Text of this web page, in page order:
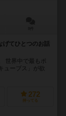
げてひとつのお話
世界中で最もポ
ューブス」が欲
272
持ってる